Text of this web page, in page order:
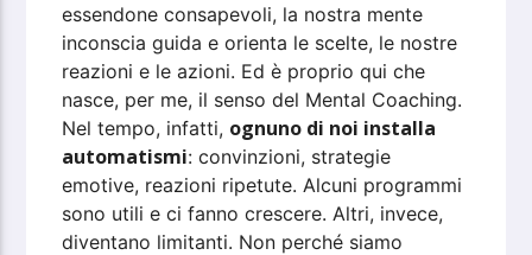
essendone consapevoli, la nostra mente
inconscia guida e orienta le scelte, le nostre
reazioni e le azioni. Ed è proprio qui che
nasce, per me, il senso del Mental Coaching.
Nel tempo, infatti, ognuno di noi installa
automatismi: convinzioni, strategie
emotive, reazioni ripetute. Alcuni programmi
sono utili e ci fanno crescere. Altri, invece,
diventano limitanti. Non perché siamo